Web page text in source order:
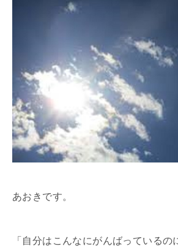
あおきです。
「自分はこんなにがんばっているの